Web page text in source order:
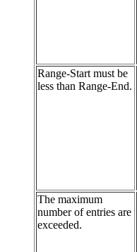
Range-Start must be
less than Range-End.
The maximum
number of entries are
exceeded.